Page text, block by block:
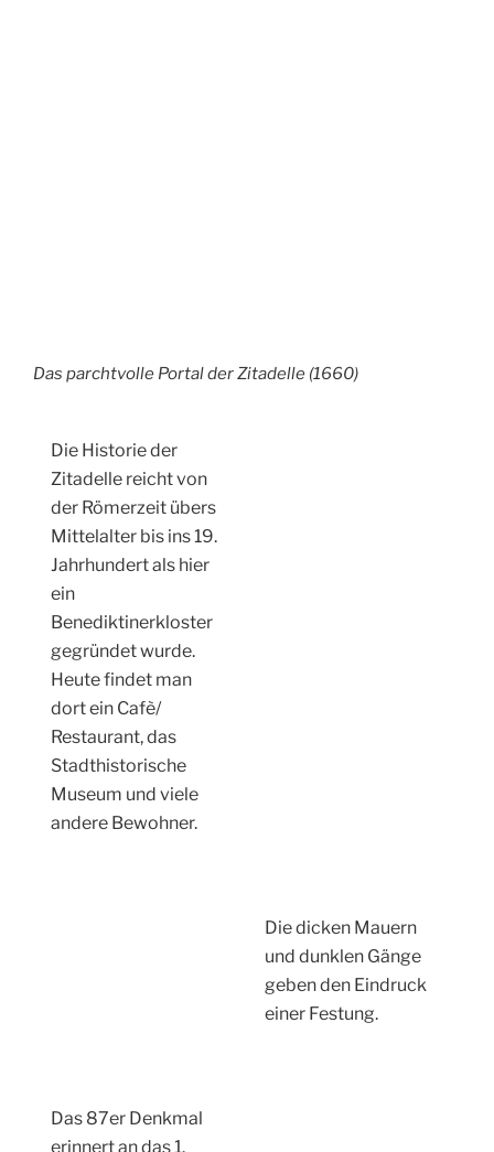
Heute findet man
Restaurant, das
Stadthistorische
Museum und viele
andere Bewohner.
Das 87er Denkmal